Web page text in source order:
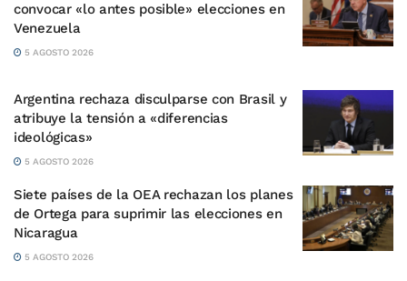
convocar «lo antes posible» elecciones en
Venezuela
5 AGOSTO 2026
Argentina rechaza disculparse con Brasil y
atribuye la tensión a «diferencias
ideológicas»
5 AGOSTO 2026
Siete países de la OEA rechazan los planes
de Ortega para suprimir las elecciones en
Nicaragua
5 AGOSTO 2026